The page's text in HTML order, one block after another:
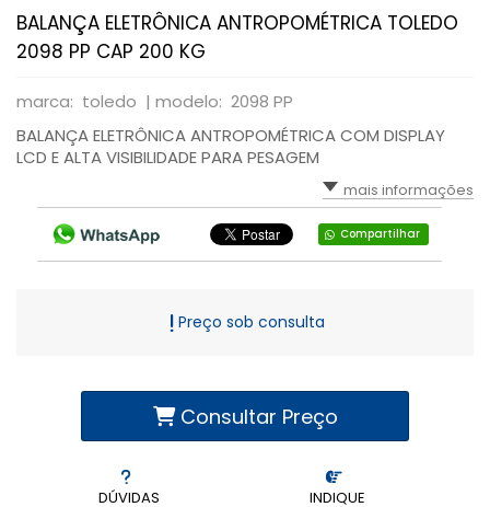
BALANÇA ELETRÔNICA ANTROPOMÉTRICA TOLEDO
2098 PP CAP 200 KG
marca: toledo | modelo: 2098 PP
BALANÇA ELETRÔNICA ANTROPOMÉTRICA COM DISPLAY
LCD E ALTA VISIBILIDADE PARA PESAGEM
mais informações
Compartilhar
DÚVIDAS INDIQUE
Preço sob consulta
Consultar Preço